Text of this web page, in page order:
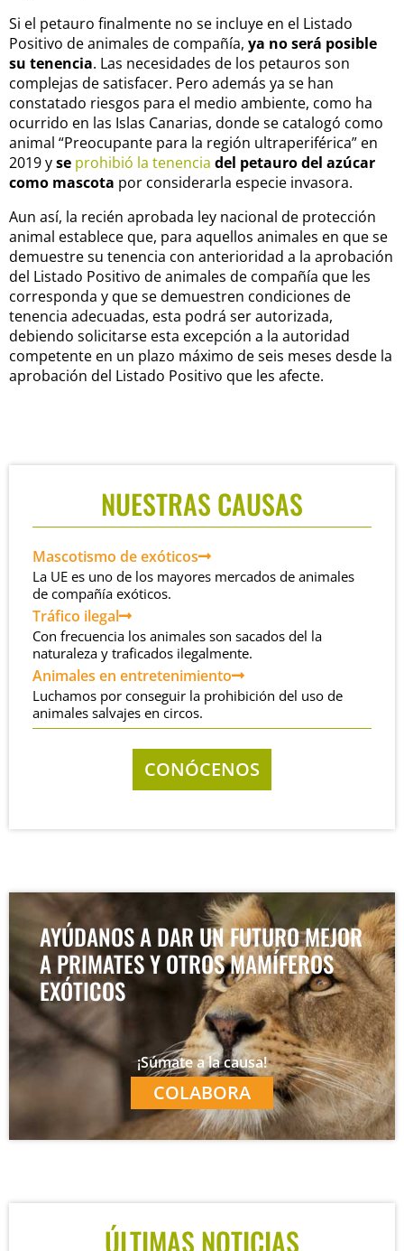
Si el petauro finalmente no se incluye en el Listado
Positivo de animales de compañía, ya no será posible
su tenencia. Las necesidades de los petauros son
complejas de satisfacer. Pero además ya se han
constatado riesgos para el medio ambiente, como ha
ocurrido en las Islas Canarias, donde se catalogó como
animal “Preocupante para la región ultraperiférica” en
2019 yse prohibió la tenencia del petauro del azúcar
como mascota por considerarla especie invasora.
Aun así, la recién aprobada ley nacional de protección
animal establece que, para aquellos animales en que se
demuestre su tenencia con anterioridad a la aprobación
del Listado Positivo de animales de compañía que les
corresponda y que se demuestren condiciones de
tenencia adecuadas, esta podrá ser autorizada,
debiendo solicitarse esta excepción a la autoridad
competente en un plazo máximo de seis meses desde la
aprobación del Listado Positivo que les afecte.
NUESTRAS CAUSAS
Mascotismo de exóticos
La UE es uno de los mayores mercados de animales
de compañía exóticos.
Tráfico ilegal
Con frecuencia los animales son sacados del la
naturaleza y traficados ilegalmente.
Animales en entretenimiento
Luchamos por conseguir la prohibición del uso de
animales salvajes en circos.
CONÓCENOS
AYÚDANOS A DAR UN FUTURO MEJOR
A PRIMATES Y OTROS MAMÍFEROS
EXÓTICOS
¡Súmate a la causa!
COLABORA
ÚLTIMAS NOTICIAS